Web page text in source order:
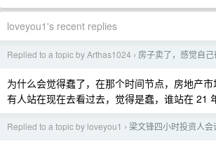
loveyou1's recent replies
Replied to a topic by Arthas1024 › 房子卖了，感觉自
为什么会觉得蠢了，在那个时间节点，房地产
有人站在现在去看过去，觉得是蠢，谁站在 21
Replied to a topic by loveyou1 › 梁文锋四小时投资人会